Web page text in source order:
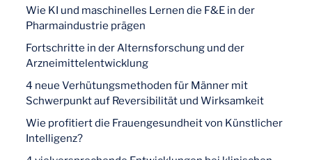
Wie KI und maschinelles Lernen die F&E in der
Pharmaindustrie prägen
Fortschritte in der Alternsforschung und der
Arzneimittelentwicklung
4 neue Verhütungsmethoden für Männer mit
Schwerpunkt auf Reversibilität und Wirksamkeit
Wie profitiert die Frauengesundheit von Künstlicher
Intelligenz?